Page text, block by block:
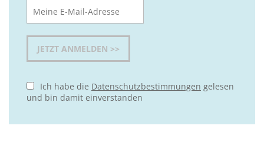
Ich habe die Datenschutzbestimmungen gelesen
und bin damit einverstanden